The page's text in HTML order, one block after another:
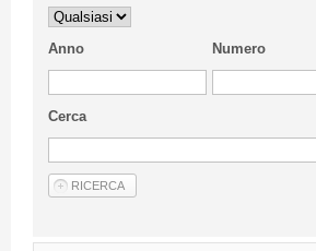
Anno Numero
Cerca